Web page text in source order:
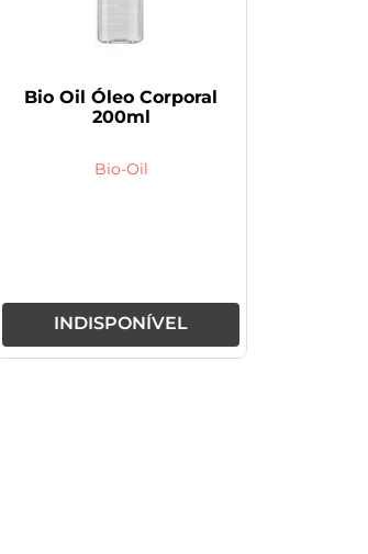
Bio Oil Óleo Corporal
200ml
Bio-Oil
INDISPONÍVEL